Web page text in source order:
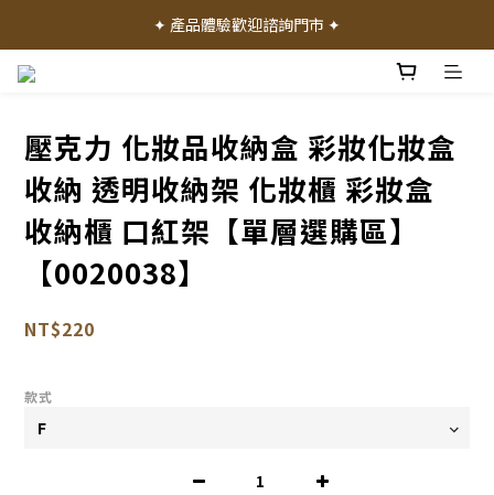
✦ 加入會員就送 50 元購物禮金 ✦
✦ 產品體驗歡迎諮詢門市 ✦
壓克力 化妝品收納盒 彩妝化妝盒
收納 透明收納架 化妝櫃 彩妝盒
收納櫃 口紅架【單層選購區】
【0020038】
NT$220
款式